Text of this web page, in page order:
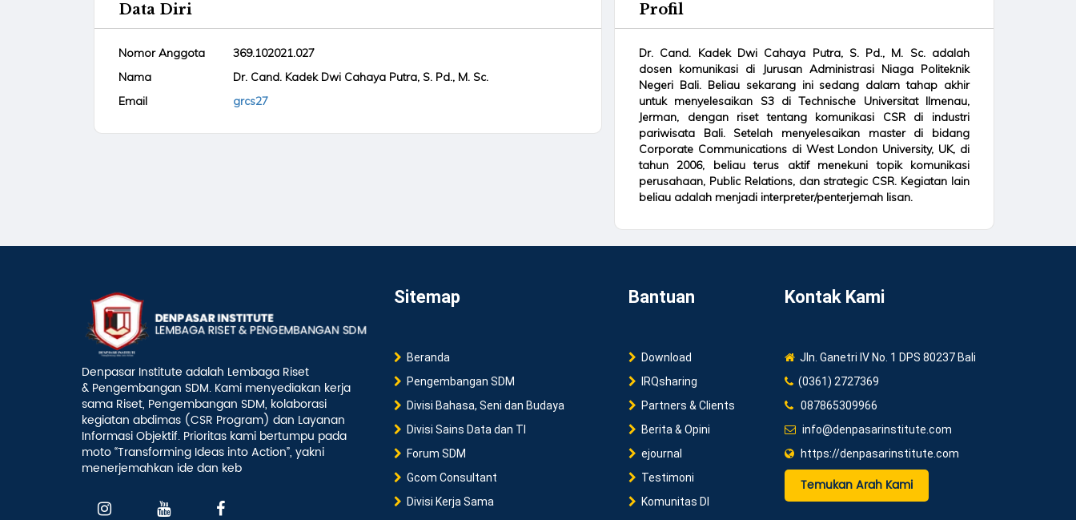
Data Diri
Nomor Anggota
369.102021.027
Nama
Dr. Cand. Kadek Dwi Cahaya Putra, S. Pd., M. Sc.
Email
grcs27
Profil
Dr. Cand. Kadek Dwi Cahaya Putra, S. Pd., M. Sc. adalah
dosen komunikasi di Jurusan Administrasi Niaga Politeknik
Negeri Bali. Beliau sekarang ini sedang dalam tahap akhir
untuk menyelesaikan S3 di Technische Universitat Ilmenau,
Jerman, dengan riset tentang komunikasi CSR di industri
pariwisata Bali. Setelah menyelesaikan master di bidang
Corporate Communications di West London University, UK, di
tahun 2006, beliau terus aktif menekuni topik komunikasi
perusahaan, Public Relations, dan strategic CSR. Kegiatan lain
beliau adalah menjadi interpreter/penterjemah lisan.
Denpasar Institute adalah Lembaga Riset
& Pengembangan SDM. Kami menyediakan kerja
sama Riset, Pengembangan SDM, kolaborasi
kegiatan abdimas (CSR Program) dan Layanan
Informasi Objektif. Prioritas kami bertumpu pada
moto “Transforming Ideas into Action”, yakni
menerjemahkan ide dan keb
Sitemap
Beranda
Pengembangan SDM
Divisi Bahasa, Seni dan Budaya
Divisi Sains Data dan TI
Forum SDM
Gcom Consultant
Divisi Kerja Sama
Bantuan
Download
IRQsharing
Partners & Clients
Berita & Opini
ejournal
Testimoni
Komunitas DI
Kontak Kami
Jln. Ganetri IV No. 1 DPS 80237 Bali
(0361) 2727369
087865309966
info@denpasarinstitute.com
https://denpasarinstitute.com
Temukan Arah Kami